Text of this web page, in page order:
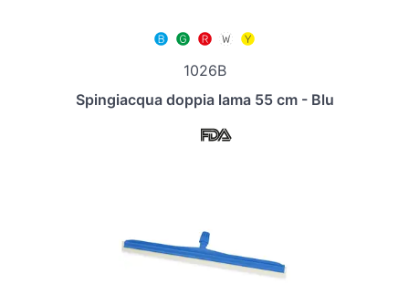
1026B
Spingiacqua doppia lama 55 cm - Blu